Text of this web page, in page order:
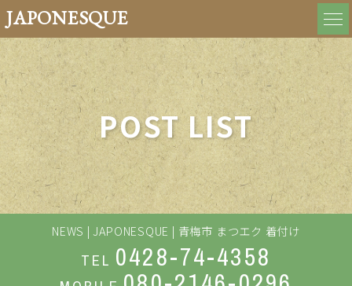
JAPONESQUE
POST LIST
NEWS | JAPONESQUE | 青梅市 まつエク 着付け
TEL 0428-74-4358